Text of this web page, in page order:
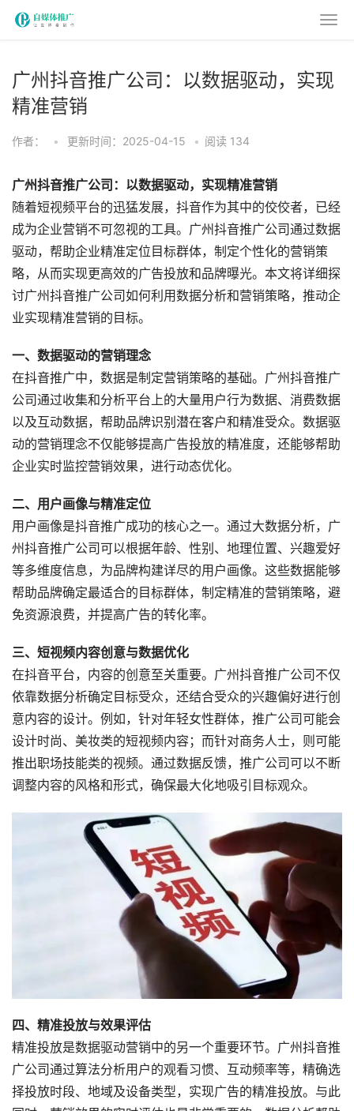
广州抖音推广公司：以数据驱动，实现
精准营销
作者： • 更新时间：2025-04-15 • 阅读 134
广州抖音推广公司：以数据驱动，实现精准营销
随着短视频平台的迅猛发展，抖音作为其中的佼佼者，已经
成为企业营销不可忽视的工具。广州抖音推广公司通过数据
驱动，帮助企业精准定位目标群体，制定个性化的营销策
略，从而实现更高效的广告投放和品牌曝光。本文将详细探
讨广州抖音推广公司如何利用数据分析和营销策略，推动企
业实现精准营销的目标。
一、数据驱动的营销理念
在抖音推广中，数据是制定营销策略的基础。广州抖音推广
公司通过收集和分析平台上的大量用户行为数据、消费数据
以及互动数据，帮助品牌识别潜在客户和精准受众。数据驱
动的营销理念不仅能够提高广告投放的精准度，还能够帮助
企业实时监控营销效果，进行动态优化。
二、用户画像与精准定位
用户画像是抖音推广成功的核心之一。通过大数据分析，广
州抖音推广公司可以根据年龄、性别、地理位置、兴趣爱好
等多维度信息，为品牌构建详尽的用户画像。这些数据能够
帮助品牌确定最适合的目标群体，制定精准的营销策略，避
免资源浪费，并提高广告的转化率。
三、短视频内容创意与数据优化
在抖音平台，内容的创意至关重要。广州抖音推广公司不仅
依靠数据分析确定目标受众，还结合受众的兴趣偏好进行创
意内容的设计。例如，针对年轻女性群体，推广公司可能会
设计时尚、美妆类的短视频内容；而针对商务人士，则可能
推出职场技能类的视频。通过数据反馈，推广公司可以不断
调整内容的风格和形式，确保最大化地吸引目标观众。
四、精准投放与效果评估
精准投放是数据驱动营销中的另一个重要环节。广州抖音推
广公司通过算法分析用户的观看习惯、互动频率等，精确选
择投放时段、地域及设备类型，实现广告的精准投放。与此